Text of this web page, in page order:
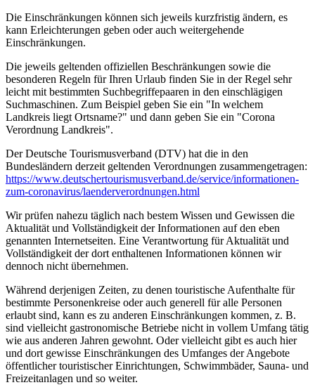
Die Einschränkungen können sich jeweils kurzfristig ändern, es
kann Erleichterungen geben oder auch weitergehende
Einschränkungen.
Die jeweils geltenden offiziellen Beschränkungen sowie die
besonderen Regeln für Ihren Urlaub finden Sie in der Regel sehr
leicht mit bestimmten Suchbegriffepaaren in den einschlägigen
Suchmaschinen. Zum Beispiel geben Sie ein "In welchem
Landkreis liegt Ortsname?" und dann geben Sie ein "Corona
Verordnung Landkreis".
Der Deutsche Tourismusverband (DTV) hat die in den
Bundesländern derzeit geltenden Verordnungen zusammengetragen:
https://www.deutscher­tourismusverband.de/­service/­informationen-
zum-coronavirus/­laenderverordnungen.html
Wir prüfen nahezu täglich nach bestem Wissen und Gewissen die
Aktualität und Vollständigkeit der Informationen auf den eben
genannten Internetseiten. Eine Verantwortung für Aktualität und
Vollständigkeit der dort enthaltenen Informationen können wir
dennoch nicht übernehmen.
Während derjenigen Zeiten, zu denen touristische Aufenthalte für
bestimmte Personenkreise oder auch generell für alle Personen
erlaubt sind, kann es zu anderen Einschränkungen kommen, z. B.
sind vielleicht gastronomische Betriebe nicht in vollem Umfang tätig
wie aus anderen Jahren gewohnt. Oder vielleicht gibt es auch hier
und dort gewisse Einschränkungen des Umfanges der Angebote
öffentlicher touristischer Einrichtungen, Schwimmbäder, Sauna- und
Freizeitanlagen und so weiter.